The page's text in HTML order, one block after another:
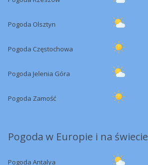
Pogoda Olsztyn
Pogoda Częstochowa
Pogoda Jelenia Góra
Pogoda Zamość
Pogoda w Europie i na świecie
Pogoda Antalya